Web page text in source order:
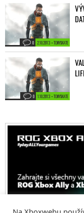
2.10.2013 • TONYSKATE
0
1.10.2013 • TONYSKATE
0